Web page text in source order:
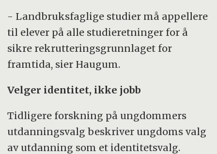
- Landbruksfaglige studier må appellere
til elever på alle studieretninger for å
sikre rekrutteringsgrunnlaget for
framtida, sier Haugum.
Velger identitet, ikke jobb
Tidligere forskning på ungdommers
utdanningsvalg beskriver ungdoms valg
av utdanning som et identitetsvalg.